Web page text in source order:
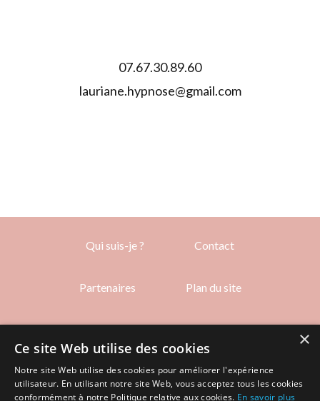
07.67.30.89.60
lauriane.hypnose@gmail.com
Qui suis-je ? Contact
Partenaires Plan du site
Mentions Légales
© Copyright 2024 - Au Clair de l’Hypnose (Lauriane
×
Ce site Web utilise des cookies
Notre site Web utilise des cookies pour améliorer l'expérience
utilisateur. En utilisant notre site Web, vous acceptez tous les cookies
conformément à notre Politique relative aux cookies. En savoir plus